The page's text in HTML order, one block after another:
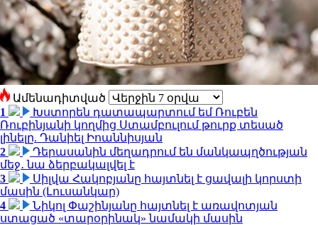
Ամենադիտված
1
Խստորեն դատապարտում եմ Ռուբեն
Ռուբինյանի կողմից Ստամբուլում թուրք տեսած
լինելը. Դանիել Իոաննիսյան
2
Դերասանին մեղադրում են մանկապղծության
մեջ․ նա ձերբակալվել է
3
Սիլվա Հակոբյանը հայտնել է ցավալի կորստի
մասին (Լուսանկար)
4
Նիկոլ Փաշինյանը հայտնել է առավոտյան
ստացած «տարօրինակ» նամակի մասին